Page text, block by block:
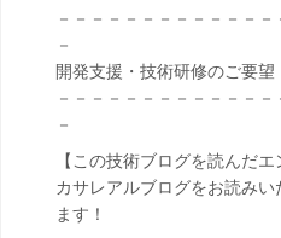
－－－－－－－－－－－－
－
開発支援・技術研修のご要望
－－－－－－－－－－－－
－
【この技術ブログを読んだエ
カサレアルブログをお読み
ます！